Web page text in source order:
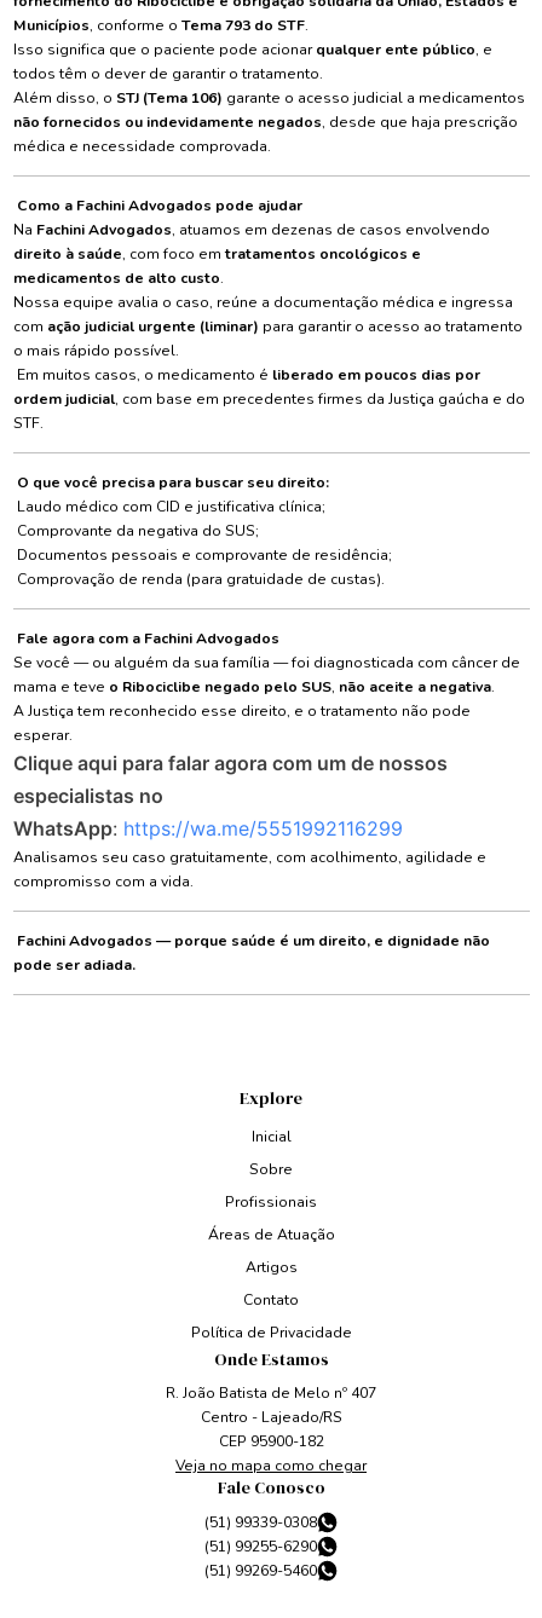
Municípios, conforme o Tema 793 do STF.
Isso significa que o paciente pode acionarqualquer ente público, e
todos têm o dever de garantir o tratamento.
Além disso, o STJ (Tema 106) garante o acesso judicial a medicamentos
não fornecidos ou indevidamente negados, desde que haja prescrição
médica e necessidade comprovada.
Como a Fachini Advogados pode ajudar
Na Fachini Advogados, atuamos em dezenas de casos envolvendo
direito à saúde, com foco emtratamentos oncológicos e
medicamentos de alto custo.
Nossa equipe avalia o caso, reúne a documentação médica e ingressa
com ação judicial urgente (liminar) para garantir o acesso ao tratamento
o mais rápido possível.
Em muitos casos, o medicamento é liberado em poucos dias por
ordem judicial, com base em precedentes firmes da Justiça gaúcha e do
STF.
O que você precisa para buscar seu direito:
Laudo médico com CID e justificativa clínica;
Comprovante da negativa do SUS;
Documentos pessoais e comprovante de residência;
Comprovação de renda (para gratuidade de custas).
Fale agora com a Fachini Advogados
Se você — ou alguém da sua família — foi diagnosticada com câncer de
mama e teve o Ribociclibe negado pelo SUS, não aceite a negativa.
A Justiça tem reconhecido esse direito, e o tratamento não pode
esperar.
Clique aqui para falar agora com um de nossos
especialistas no
WhatsApp: https://wa.me/5551992116299
Analisamos seu caso gratuitamente, com acolhimento, agilidade e
compromisso com a vida.
Fachini Advogados — porque saúde é um direito, e dignidade não
pode ser adiada.
Explore
Inicial
Sobre
Profissionais
Áreas de Atuação
Artigos
Contato
Política de Privacidade
Onde Estamos
R. João Batista de Melo nº 407
Centro - Lajeado/RS
CEP 95900-182
Veja no mapa como chegar
Fale Conosco
(51) 99339-0308
(51) 99255-6290
(51) 99269-5460